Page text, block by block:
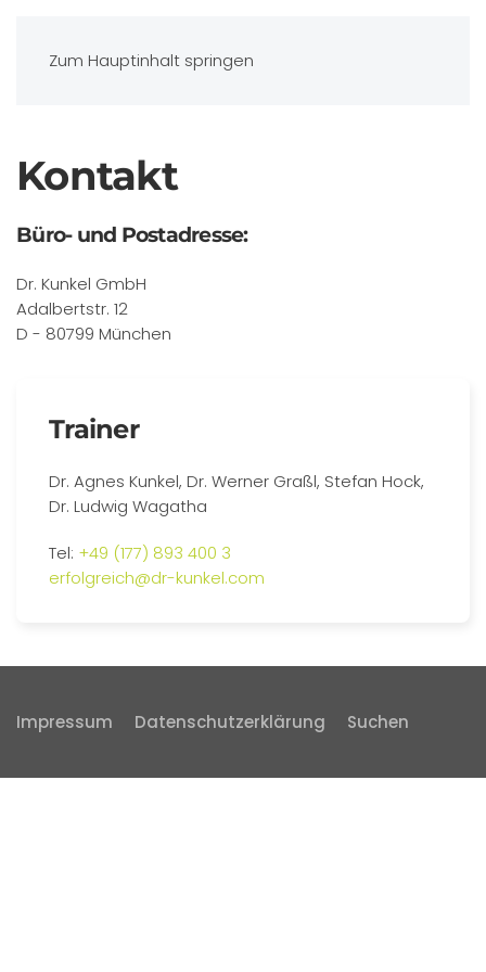
Zum Hauptinhalt springen
Kontakt
Büro- und Postadresse:
Dr. Kunkel GmbH
Adalbertstr. 12
D - 80799 München
Trainer
Dr. Agnes Kunkel, Dr. Werner Graßl, Stefan Hock,
Dr. Ludwig Wagatha
Tel: +49 (177) 893 400 3
erfolgreich@dr-kunkel.com
Impressum Datenschutzerklärung Suchen